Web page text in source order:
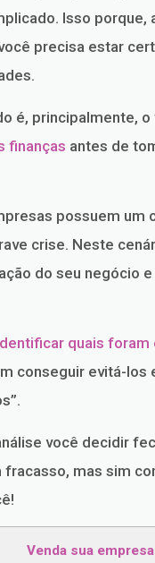
Isso porque,
precisa estar
é, principalmente,
finanças antes de
possuem um
crise. Neste
do seu negócio
quais
conseguir evitá-los
você decidir
mas sim
Venda sua empresa